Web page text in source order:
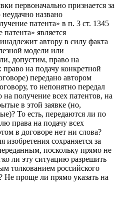
первоначально признается за
названо
патента» в п. 3 ст. 1345
является
автору в силу факта
модели или
допустим, право на
на подачу конкретной
передано автором
то непонятно передал
получение всех патентов, на
в этой заявке (но,
То есть, передаются ли по
права на подачу всех
в договоре нет ни слова?
изобретения сохраняется за
поскольку прямо не
ли эту ситуацию разрешить
толкованием российского
Не проще ли прямо указать на